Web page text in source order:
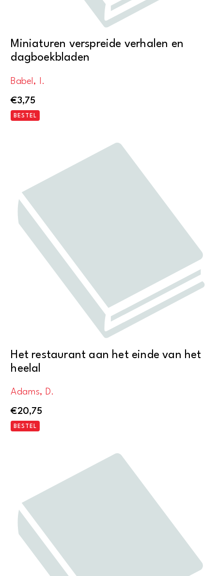
Miniaturen verspreide verhalen en
dagboekbladen
Babel, I.
€3,75
BESTEL
Het restaurant aan het einde van het
heelal
Adams, D.
€20,75
BESTEL